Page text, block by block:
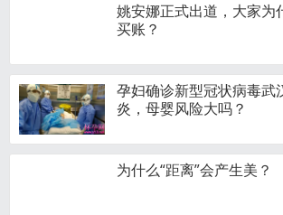
姚安娜正式出道，大家为
买账？
孕妇确诊新型冠状病毒武
炎，母婴风险大吗？
为什么“距离”会产生美？